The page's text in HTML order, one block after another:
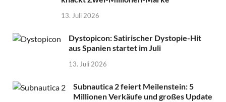
13. Juli 2026
Dystopicon: Satirischer Dystopie-Hit
aus Spanien startet im Juli
13. Juli 2026
Subnautica 2 feiert Meilenstein: 5
Millionen Verkäufe und großes Update